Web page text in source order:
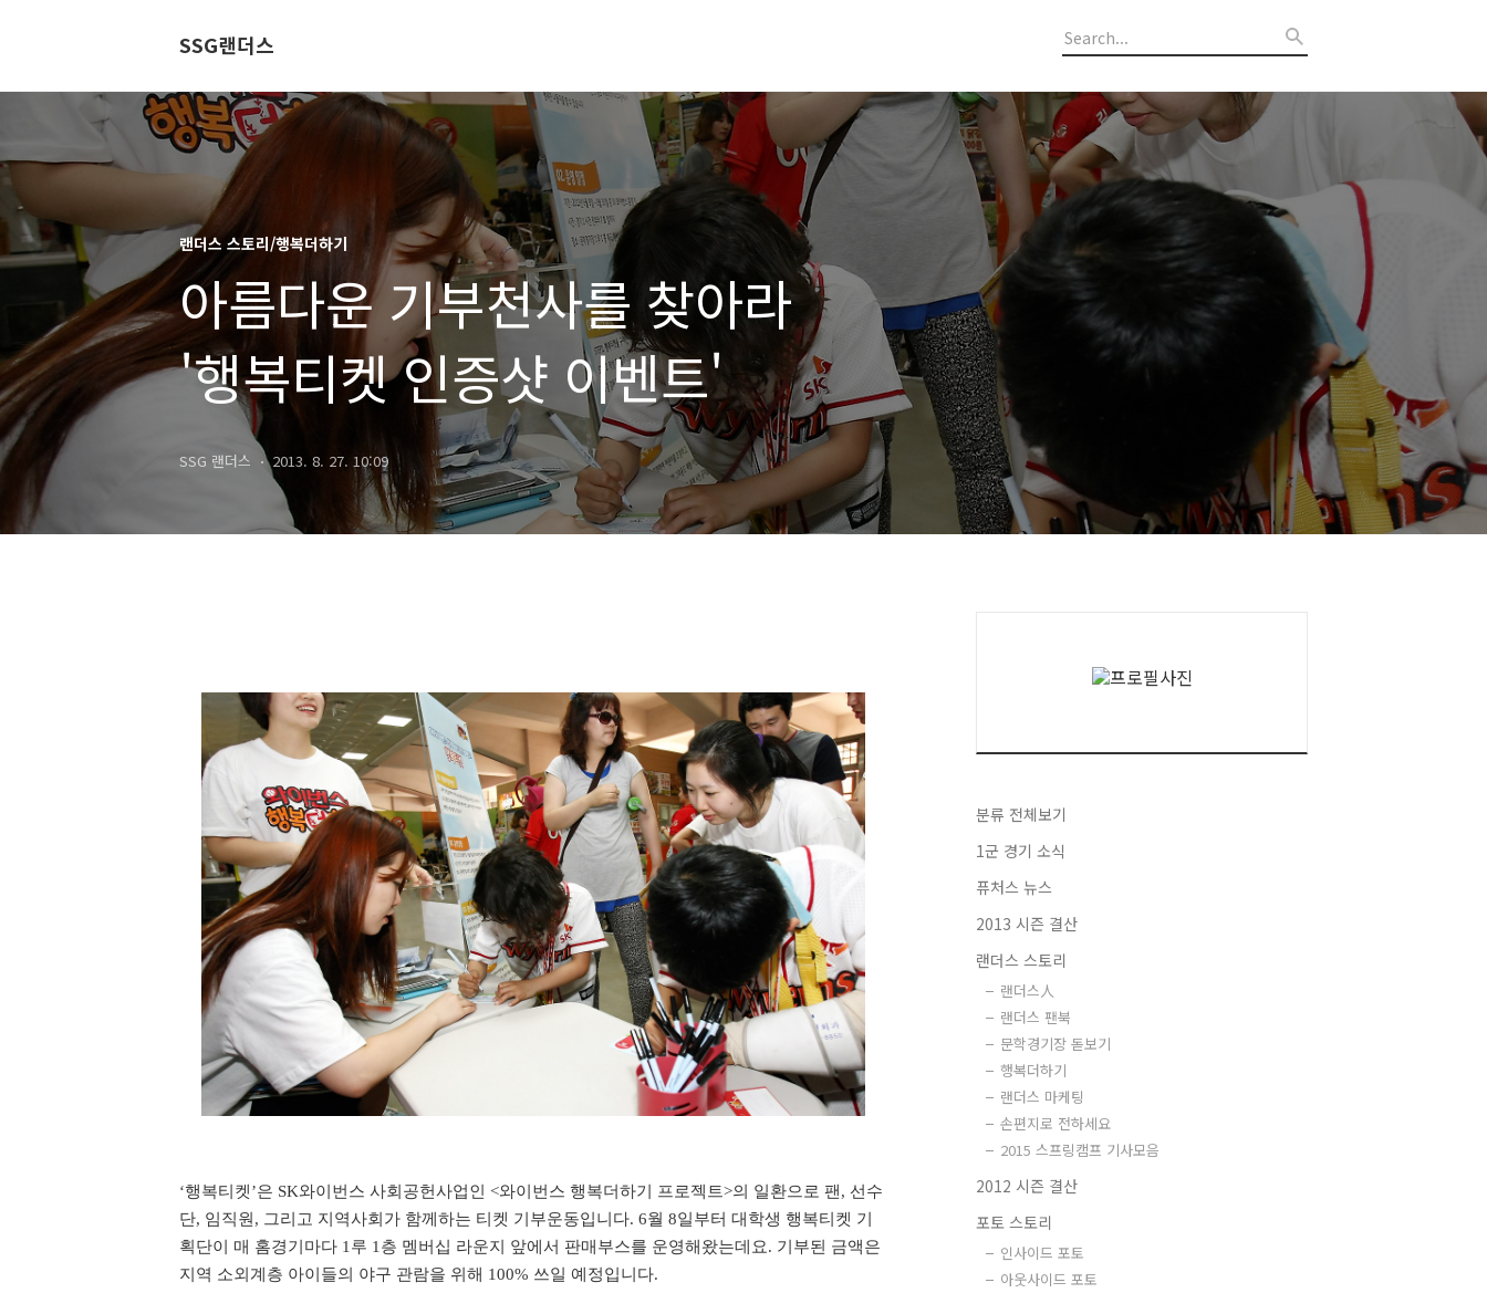
SSG랜더스
랜더스 스토리/행복더하기
아름다운 기부천사를 찾아라
'행복티켓 인증샷 이벤트'
SSG 랜더스 2013. 8. 27. 10:09
‘행복티켓’은 SK와이번스 사회공헌사업인 <와이번스 행복더하기 프로젝트>의 일환으로 팬 , 선수
단, 임직원 , 그리고 지역사회가 함께하는 티켓 기부운동입니다. 6월 8일부터 대학생 행복티켓 기
획단이 매 홈경기마다 1 루 1 층 멤버십 라운지 앞에서 판매부스를 운영해왔는데요. 기부된 금액은
지역 소외계층 아이들의 야구 관람을 위해 100% 쓰일 예정입니다.
분류 전체보기
1군 경기 소식
퓨처스 뉴스
2013 시즌 결산
랜더스 스토리
랜더스人
랜더스 팬북
문학경기장 돋보기
행복더하기
랜더스 마케팅
손편지로 전하세요
2015 스프링캠프 기사모음
2012 시즌 결산
포토 스토리
인사이드 포토
아웃사이드 포토